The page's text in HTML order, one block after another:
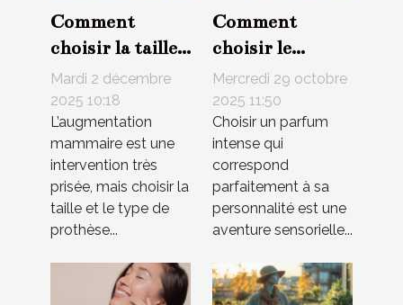
Comment
choisir la taille
et le type de
prothèses pour
une
augmentation
mammaire ?
Mardi 2 décembre
2025 10:18
L’augmentation
mammaire est une
intervention très
prisée, mais choisir la
taille et le type de
prothèse...
Comment
choisir le
parfum intense
qui vous
correspond ?
Mercredi 29 octobre
2025 11:50
Choisir un parfum
intense qui
correspond
parfaitement à sa
personnalité est une
aventure sensorielle...